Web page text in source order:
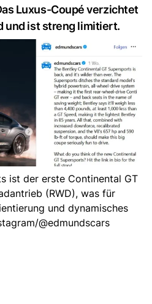
Luxus-Coupé verzichtet
und ist streng limitiert.
ist der erste Continental GT
(RWD), was für
und dynamisches
@edmundscars